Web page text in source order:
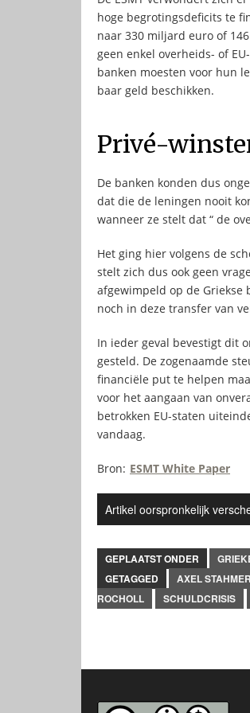
hoge begrotingsdeficits te
naar 330 miljard euro of
geen enkel overheids- of
banken moesten voor hun
baar geld beschikken.
Privé-
De banken konden dus
dat die de leningen nooit
wanneer ze stelt dat “ de
Het ging hier volgens de
stelt zich dus ook geen
afgewimpeld op de Griekse
noch in deze transfer van
In ieder geval bevestigt dit
gesteld. De zogenaamde
financiële put te helpen
voor het aangaan van
betrokken EU-staten
vandaag.
Bron: ESMT White Paper
Artikel oorspronkelijk
GEPLAATST ONDER
GETAGGED
AXEL STAHMER
ROCHOLL
SCHULDCRISIS